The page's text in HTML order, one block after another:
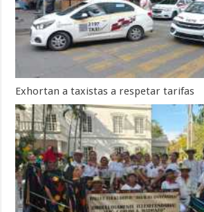
Exhortan a taxistas a respetar tarifas